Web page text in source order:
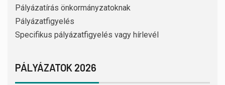
Pályázatírás önkormányzatoknak
Pályázatfigyelés
Specifikus pályázatfigyelés vagy hírlevél
PÁLYÁZATOK 2026